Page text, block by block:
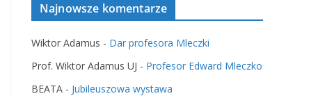
Najnowsze komentarze
Wiktor Adamus - Dar profesora Mleczki
Prof. Wiktor Adamus UJ - Profesor Edward Mleczko
BEATA - Jubileuszowa wystawa